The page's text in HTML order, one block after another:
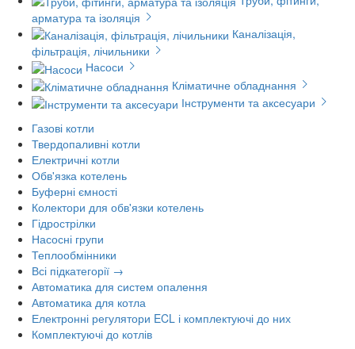
арматура та ізоляція
Каналізація,
фільтрація, лічильники
Насоси
Кліматичне обладнання
Інструменти та аксесуари
Газові котли
Твердопаливні котли
Електричні котли
Обв'язка котелень
Буферні ємності
Колектори для обв'язки котелень
Гідрострілки
Насосні групи
Теплообмінники
Всі підкатегорії →
Автоматика для систем опалення
Автоматика для котла
Електронні регулятори ECL і комплектуючі до них
Комплектуючі до котлів